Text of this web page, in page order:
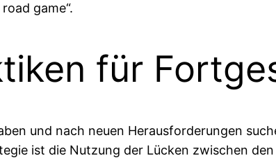
game“.
für
und nach neuen Herausforderungen
ist die Nutzung der Lücken zwischen